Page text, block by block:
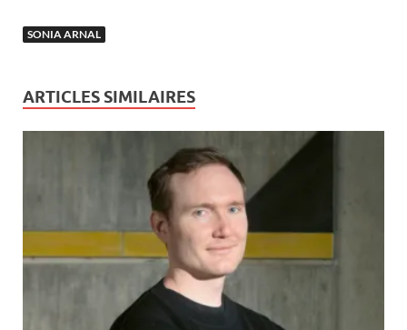
SONIA ARNAL
ARTICLES SIMILAIRES